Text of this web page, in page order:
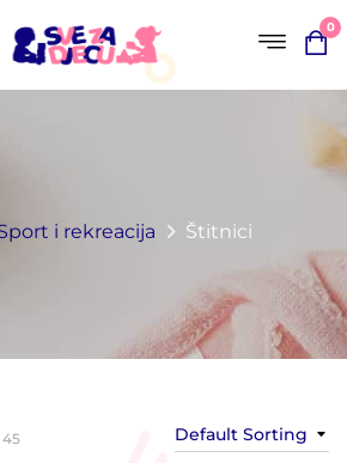
0
i rekreacija Štitnici
Default Sorting
45